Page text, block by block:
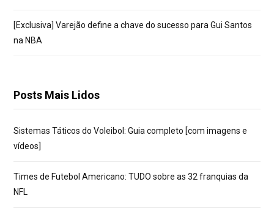
[Exclusiva] Varejão define a chave do sucesso para Gui Santos
na NBA
Posts Mais Lidos
Sistemas Táticos do Voleibol: Guia completo [com imagens e
vídeos]
Times de Futebol Americano: TUDO sobre as 32 franquias da
NFL